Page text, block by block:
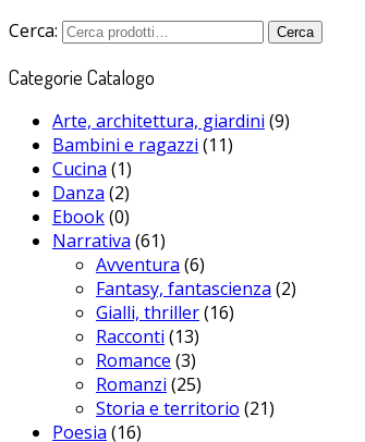
Cerca: Cerca
Categorie Catalogo
Arte, architettura, giardini (9)
Bambini e ragazzi (11)
Cucina (1)
Danza (2)
Ebook(0)
Narrativa (61)
Avventura (6)
Fantasy, fantascienza (2)
Gialli, thriller(16)
Racconti (13)
Romance (3)
Romanzi (25)
Storia e territorio (21)
Poesia (16)